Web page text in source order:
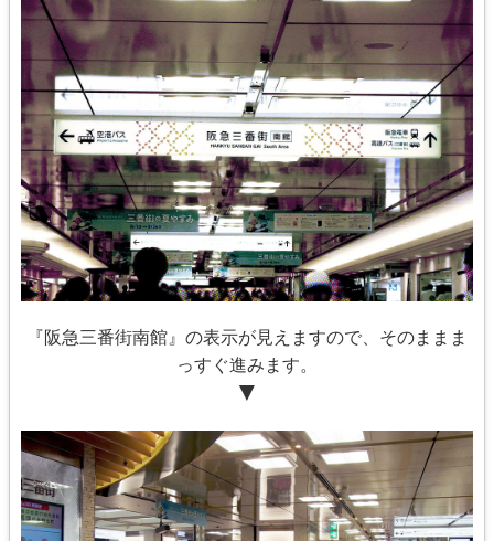
『阪急三番街南館』の表示が見えますので、そのままま
っすぐ進みます。
▼